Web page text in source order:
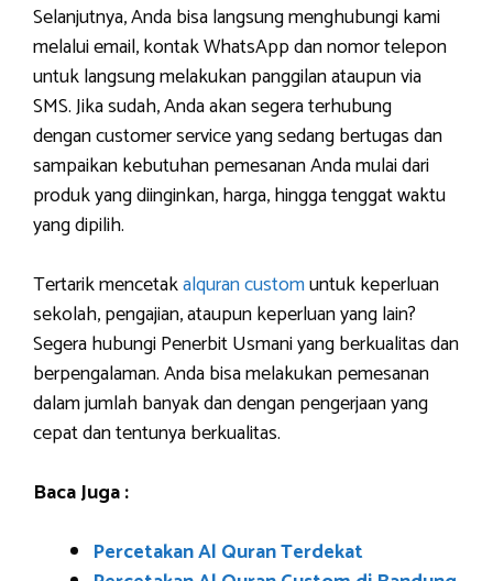
Selanjutnya, Anda bisa langsung menghubungi kami
melalui email, kontak WhatsApp dan nomor telepon
untuk langsung melakukan panggilan ataupun via
SMS. Jika sudah, Anda akan segera terhubung
dengan customer service yang sedang bertugas dan
sampaikan kebutuhan pemesanan Anda mulai dari
produk yang diinginkan, harga, hingga tenggat waktu
yang dipilih.
Tertarik mencetakalquran customuntuk keperluan
sekolah, pengajian, ataupun keperluan yang lain?
Segera hubungi Penerbit Usmani yang berkualitas dan
berpengalaman. Anda bisa melakukan pemesanan
dalam jumlah banyak dan dengan pengerjaan yang
cepat dan tentunya berkualitas.
Baca Juga :
Percetakan Al Quran Terdekat